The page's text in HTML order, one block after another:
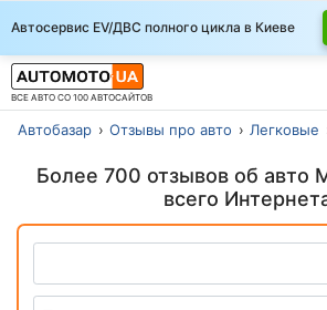
Автосервис EV/ДВС полного цикла в Киеве
ВСЕ АВТО СО 100 АВТОСАЙТОВ
Автобазар Отзывы про авто Легковые
Более 700 отзывов об авто
всего